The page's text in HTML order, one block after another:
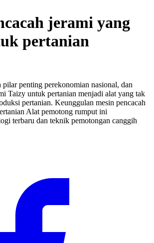
jerami yang
pertanian
pilar penting perekonomian nasional, dan
Taizy untuk pertanian menjadi alat yang tak
pertanian. Keunggulan mesin pencacah
Alat pemotong rumput ini
terbaru dan teknik pemotongan canggih